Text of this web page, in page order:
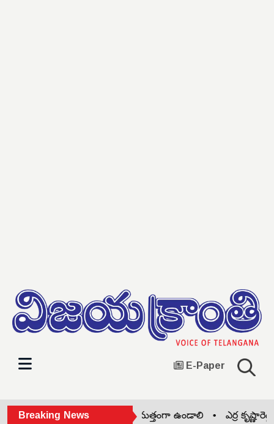
E-Paper
Breaking News
వ్యాధుల పట్ల ప్రజలు అప్రమత్తంగా ఉండాలి •ఎర్ర కృష్ణారెడ్డి